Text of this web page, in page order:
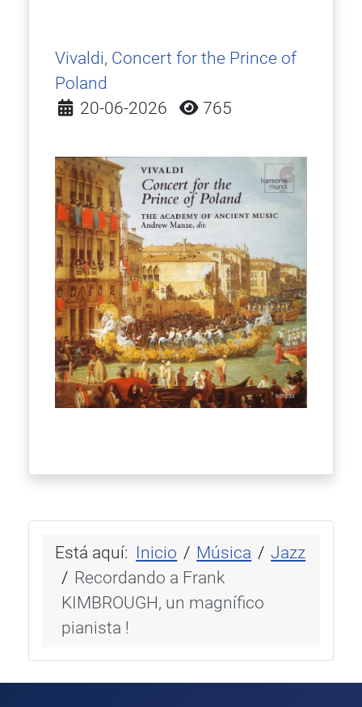
Vivaldi, Concert for the Prince of
Poland
Detalles
20-06-2026 765
Está aquí: Inicio Música
Jazz
Recordando a Frank
KIMBROUGH, un magnífico
pianista !